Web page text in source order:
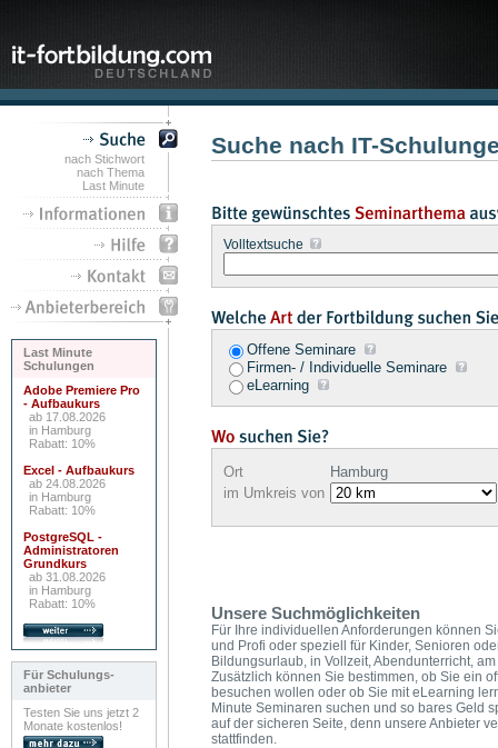
nach Stichwort
nach Thema
Last Minute
Last Minute
Schulungen
Adobe Premiere Pro
- Aufbaukurs
ab 17.08.2026
in Hamburg
Rabatt: 10%
Excel - Aufbaukurs
ab 24.08.2026
in Hamburg
Rabatt: 10%
PostgreSQL -
Administratoren
Grundkurs
ab 31.08.2026
in Hamburg
Rabatt: 10%
Für Schulungs-
anbieter
Testen Sie uns jetzt 2
Monate kostenlos!
Suche nach IT-
Volltextsuche
Offene Seminare
Firmen- / Individuelle Seminare
eLearning
Ort
Hamburg
im Umkreis von
Unsere Suchmöglichkeiten
Für Ihre individuellen Anforderungen können
und Profi oder speziell für Kinder, Senioren
Bildungsurlaub, in Vollzeit, Abendunterricht,
Zusätzlich können Sie bestimmen, ob Sie ein
besuchen wollen oder ob Sie mit eLearning
Minute Seminaren suchen und so bares Geld
auf der sicheren Seite, denn unsere Anbieter
stattfinden.